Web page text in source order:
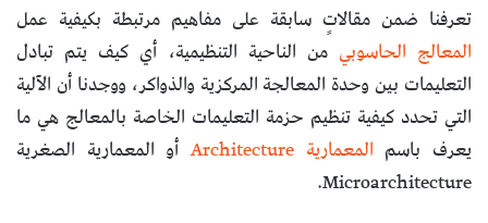
تعرفنا ضمن مقالاتٍ سابقة على مفاهيم مرتبطة بكيفية عمل
المعالج الحاسوبي من الناحية التنظيمية، أي كيف يتم تبادل
التعليمات بين وحدة المعالجة المركزية والذواكر، ووجدنا أن الآلية
التي تحدد كيفية تنظيم حزمة التعليمات الخاصة بالمعالج هي ما
يعرف باسم المعمارية Architecture
أو المعمارية الصغرية
Microarchitecture.